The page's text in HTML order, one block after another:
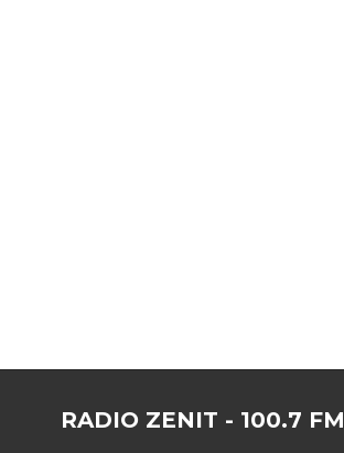
RADIO ZENIT - 100.7 FM